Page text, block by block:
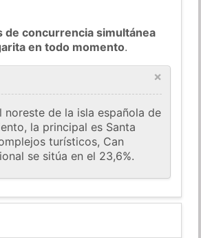
de concurrencia simultánea
en todo momento.
×
de la isla española de
la principal es Santa
turísticos, Can
se sitúa en el 23,6%.